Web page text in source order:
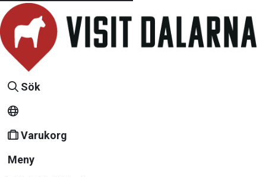
Sök
Varukorg
Meny